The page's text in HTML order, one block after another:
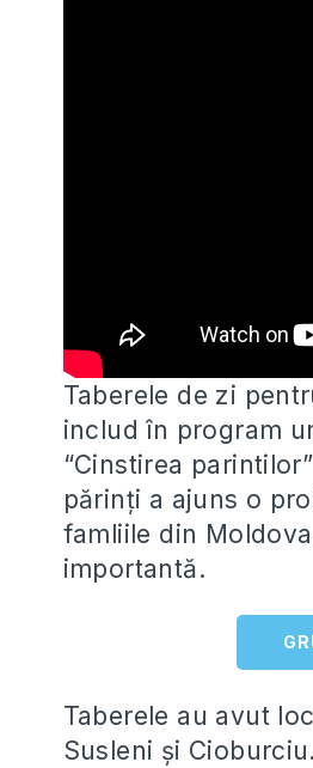
Taberele de zi
includ în program
“Cinstirea
părinți a ajuns o
famliile din
importantă.
Taberele au avut
Susleni și Cioburciu.